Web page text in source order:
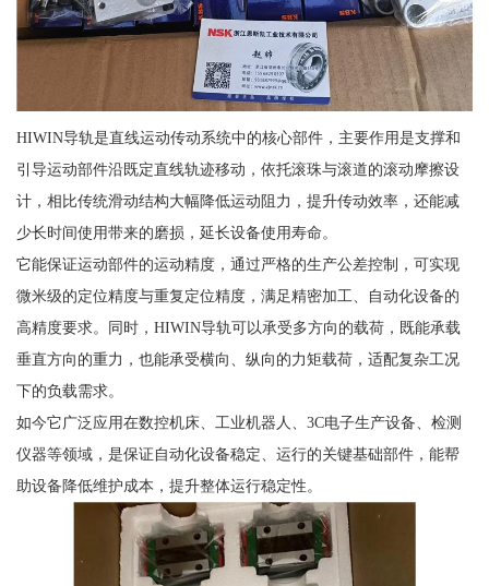
HIWIN导轨是直线运动传动系统中的核心部件，主要作用是支撑和
引导运动部件沿既定直线轨迹移动，依托滚珠与滚道的滚动摩擦设
计，相比传统滑动结构大幅降低运动阻力，提升传动效率，还能减
少长时间使用带来的磨损，延长设备使用寿命。
它能保证运动部件的运动精度，通过严格的生产公差控制，可实现
微米级的定位精度与重复定位精度，满足精密加工、自动化设备的
高精度要求。同时，HIWIN导轨可以承受多方向的载荷，既能承载
垂直方向的重力，也能承受横向、纵向的力矩载荷，适配复杂工况
下的负载需求。
如今它广泛应用在数控机床、工业机器人、3C电子生产设备、检测
仪器等领域，是保证自动化设备稳定、运行的关键基础部件，能帮
助设备降低维护成本，提升整体运行稳定性。